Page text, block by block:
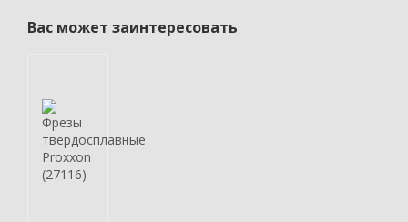
Вас может заинтересовать